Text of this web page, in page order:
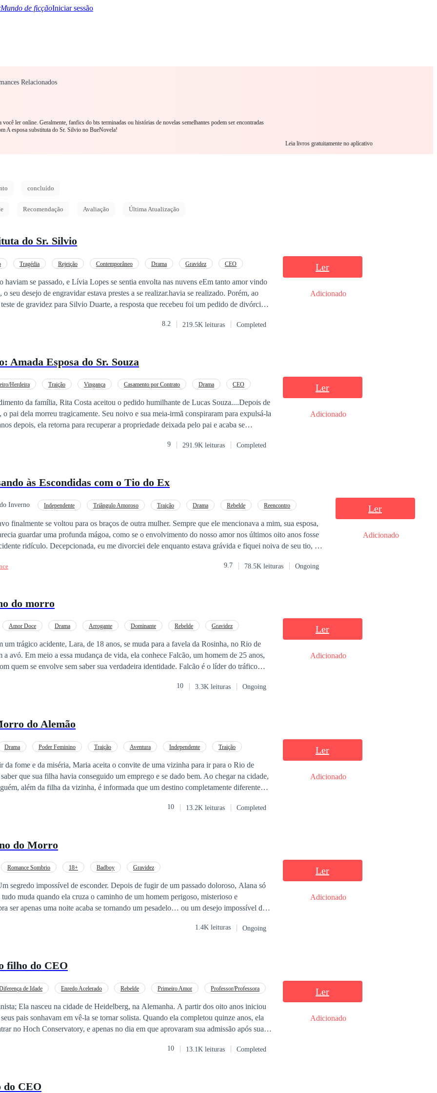
Mundo de ficçãoIniciar sessão
Relacionados
ler online. Geralmente, fanfics do bts terminadas ou histórias de novelas semelhantes podem ser encontradas
A esposa substituta do Sr. Silvio no BueNovela!
Leia livros gratuitamente no aplicativo
concluído
Recomendação Avaliação Última Atualização
do Sr. Silvio
Tragédia Rejeição Contemporâneo Drama Gravidez CEO
haviam se passado, e Lívia Lopes se sentia envolta nas nuvens eEm tanto amor vindo
seu desejo de engravidar estava prestes a se realizar.havia se realizado. Porém, ao
de gravidez para Silvio Duarte, a resposta que recebeu foi um pedido de divórcio:-
declarou com firmeza:- Porque... Eu nunca te amei!Então nNa verdade, ela se
acordo de divórcio, decidida a nunca mais cruzar seu caminho!, aPorém, aquele
que não a amava mais, enlouqueceu.- Lívia...Olhando para o túmulo de sua
8.2 219.5K leituras Completed
Ler
Adicionado
Amada Esposa do Sr. Souza
Herdeira Traição Vingança Casamento por Contrato Drama
CEO
da família, Rita Costa aceitou o pedido humilhante de Lucas Souza....Depois de
o pai dela morreu tragicamente. Seu noivo e sua meia-irmã conspiraram para expulsá-la
depois, ela retorna para recuperar a propriedade deixada pelo pai e acaba se
diz:- Quer me cozinhar em banho-maria e me devorar depois?Estremecendo de medo,
fosse de verdade?Ela ficou vermelha de vergonha, mas ele não se importa.
comigo?E então, aquela coisinha baixinha e adorável ao lado de Rita segura a mão
9 291.9K leituras Completed
Ler
Adicionado
às Escondidas com o Tio do Ex
Inverno Independente Triângulo Amoroso Traição Drama Rebelde Reencontro
finalmente se voltou para os braços de outra mulher. Sempre que ele mencionava a mim, sua esposa,
guardar uma profunda mágoa, como se o envolvimento do nosso amor nos últimos oito anos fosse
ridículo. Decepcionada, eu me divorciei dele enquanto estava grávida e fiquei noiva de seu tio, um
vermelhos, para sabotar tudo. Ele rasgou meu vestido de casamento como um louco, dizendo: —
9.7 78.5K leituras Ongoing
Ler
Adicionado
do morro
Amor Doce Drama Arrogante Dominante Rebelde
Gravidez
um trágico acidente, Lara, de 18 anos, se muda para a favela da Rosinha, no Rio de
a avó. Em meio a essa mudança de vida, ela conhece Falcão, um homem de 25 anos,
quem se envolve sem saber sua verdadeira identidade. Falcão é o líder do tráfico
revela a Falcão a verdade sobre a sua situação, e é então que descobre quem ele
enquanto enfrenta os desafios de um relacionamento com o homem mais perigoso
10 3.3K leituras Ongoing
Ler
Adicionado
do Alemão
Drama Poder Feminino Traição Aventura Independente
Traição
da fome e da miséria, Maria aceita o convite de uma vizinha para ir para o Rio de
que sua filha havia conseguido um emprego e se dado bem. Ao chegar na cidade,
além da filha da vizinha, é informada que um destino completamente diferente
10 13.2K leituras Completed
Ler
Adicionado
do Morro
Romance Sombrio 18+ Badboy Gravidez
segredo impossível de esconder. Depois de fugir de um passado doloroso, Alana só
muda quando ela cruza o caminho de um homem perigoso, misterioso e
ser apenas uma noite acaba se tornando um pesadelo… ou um desejo impossível de
pretende deixá-la ir.
1.4K leituras Ongoing
Ler
Adicionado
filho do CEO
de Idade Enredo Acelerado Rebelde Primeiro Amor
Professor/Professora
Ela nasceu na cidade de Heidelberg, na Alemanha. A partir dos oito anos iniciou
pais sonhavam em vê-la se tornar solista. Quando ela completou quinze anos, ela
no Hoch Conservatory, e apenas no dia em que aprovaram sua admissão após sua
teve que ser obrigada a abandonar os estudos para trabalhar. Ela conseguiu um
em seu carro e a leva para a pensão onde ela mora, grato por seu favor, ele oferece
10 13.1K leituras Completed
Ler
Adicionado
do CEO